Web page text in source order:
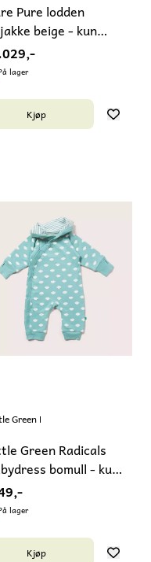
Pure lodden
beige - kun
104
lager
Kjøp
Green Radicals
Green Radicals
bomull - kun
...
lager
Kjøp